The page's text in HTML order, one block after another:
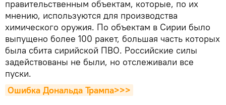
правительственным объектам, которые, по их
мнению, используются для производства
химического оружия. По объектам в Сирии было
выпущено более 100 ракет, большая часть которых
была сбита сирийской ПВО. Российские силы
задействованы не были, но отслеживали все
пуски.
Ошибка Дональда Трампа>>>